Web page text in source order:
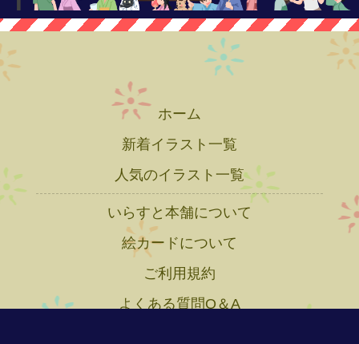
ホーム
新着イラスト一覧
人気のイラスト一覧
いらすと本舗について
絵カードについて
ご利用規約
よくある質問Q＆A